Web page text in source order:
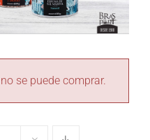
se puede comprar.